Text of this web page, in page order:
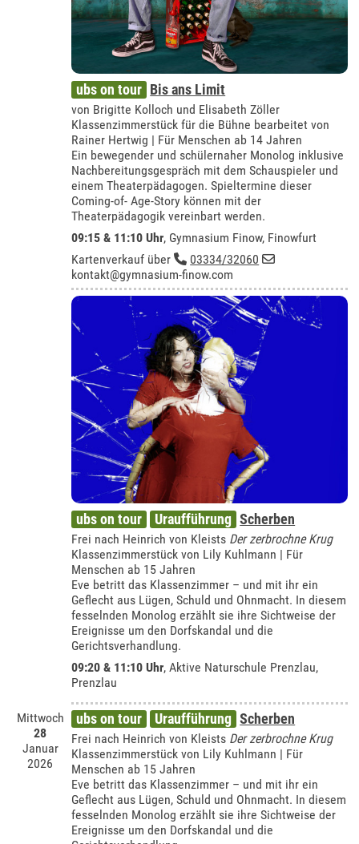
ubs on tour Bis ans Limit
von Brigitte Kolloch und Elisabeth Zöller
Klassenzimmerstück für die Bühne bearbeitet von
Rainer Hertwig | Für Menschen ab 14 Jahren
Ein bewegender und schülernaher Monolog inklusive
Nachbereitungsgespräch mit dem Schauspieler und
einem Theaterpädagogen. Spieltermine dieser
Coming-of- Age-Story können mit der
Theaterpädagogik vereinbart werden.
09:15 & 11:10 Uhr, Gymnasium Finow, Finowfurt
Kartenverkauf über
03334/32060
kontakt@gymnasium-finow.com
ubs on tour Uraufführung Scherben
Frei nach Heinrich von Kleists Der zerbrochne Krug
Klassenzimmerstück von Lily Kuhlmann | Für
Menschen ab 15 Jahren
Eve betritt das Klassenzimmer – und mit ihr ein
Geflecht aus Lügen, Schuld und Ohnmacht. In diesem
fesselnden Monolog erzählt sie ihre Sichtweise der
Ereignisse um den Dorfskandal und die
Gerichtsverhandlung.
09:20 & 11:10 Uhr,Aktive Naturschule Prenzlau,
Prenzlau
Mittwoch
28
Januar
2026
ubs on tour Uraufführung Scherben
Frei nach Heinrich von Kleists Der zerbrochne Krug
Klassenzimmerstück von Lily Kuhlmann | Für
Menschen ab 15 Jahren
Eve betritt das Klassenzimmer – und mit ihr ein
Geflecht aus Lügen, Schuld und Ohnmacht. In diesem
fesselnden Monolog erzählt sie ihre Sichtweise der
Ereignisse um den Dorfskandal und die